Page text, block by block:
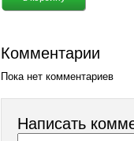
Комментарии
Пока нет комментариев
Написать